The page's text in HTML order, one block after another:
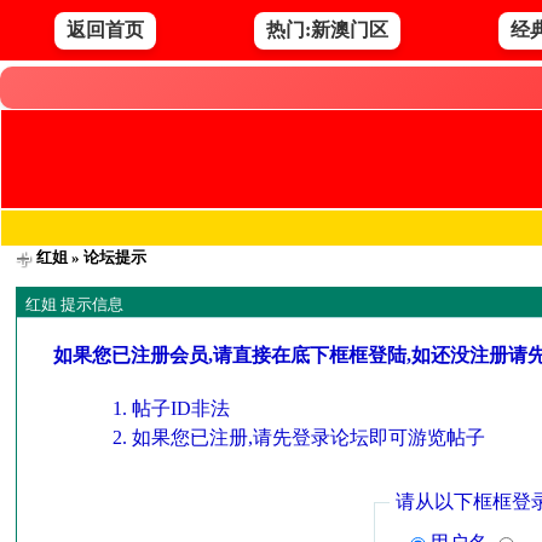
返回首页 热门:新澳门区 经
红姐 » 论坛提示
红姐 提示信息
如果您已注册会员,请直接在底下框框登陆,如还没注册请
帖子ID非法
如果您已注册,请先登录论坛即可游览帖子
请从以下框框登